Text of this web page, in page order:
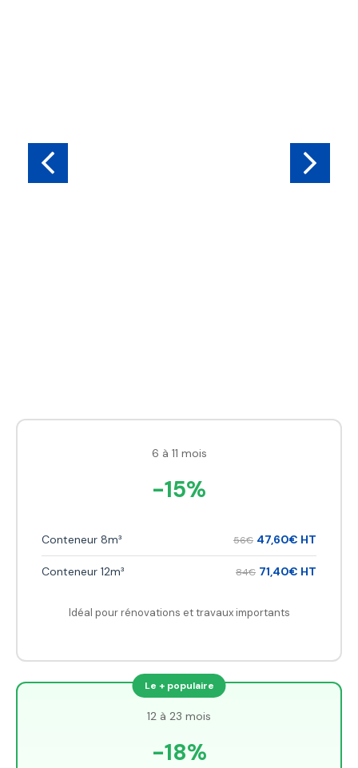
6 à 11 mois
-15%
Conteneur 8m³ 56€ 47,60€ HT
Conteneur 12m³ 84€ 71,40€ HT
Idéal pour rénovations et travaux importants
12 à 23 mois
-18%